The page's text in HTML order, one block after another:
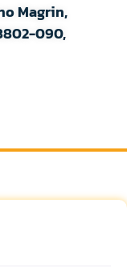
Magrin,
090,